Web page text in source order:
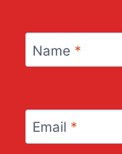
Name *
Email *